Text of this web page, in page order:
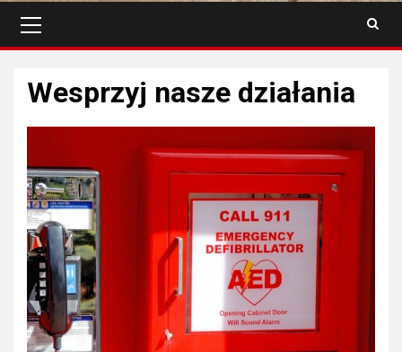
główne
Wesprzyj nasze działania